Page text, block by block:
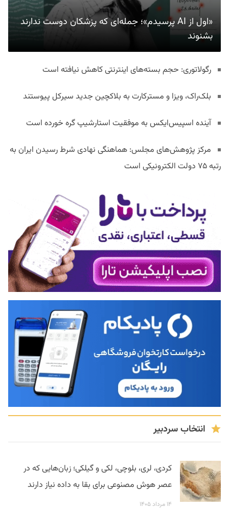
«اول از AI پرسیدم»؛ جمله‌ای که پزشکان دوست ندارند
بشنوند
رگولاتوری: حجم بسته‌های اینترنتی کاهش نیافته است
بلک‌راک، ویزا و مسترکارت به بلاکچین جدید سیرکل پیوستند
آینده اسپیس‌ایکس به موفقیت استارشیپ گره خورده است
مرکز پژوهش‌های مجلس: هماهنگی نهادی شرط رسیدن ایران به
رتبه ۷۵ دولت الکترونیکی است
انتخاب سردبیر
کردی، لری، بلوچی، لکی و گیلکی؛ زبان‌هایی که در
عصر هوش مصنوعی برای بقا به داده نیاز دارند
۱۴ مرداد ۱۴۰۵